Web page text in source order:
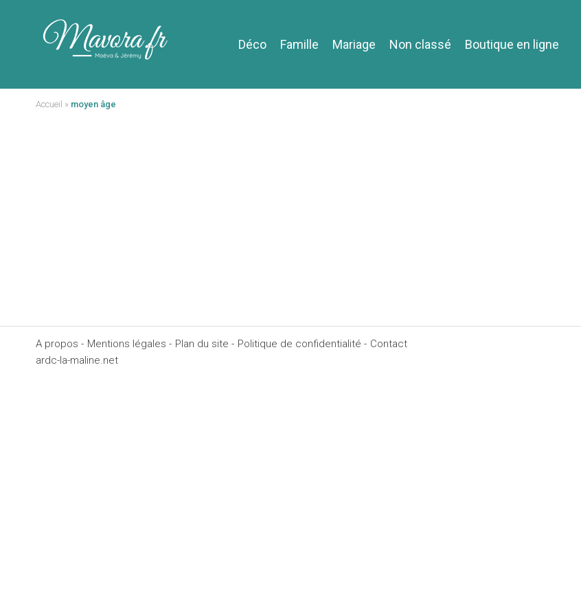
Déco Famille Mariage Non classé Boutique en ligne
Accueil » moyen âge
A propos - Mentions légales - Plan du site - Politique de confidentialité - Contact
ardc-la-maline.net